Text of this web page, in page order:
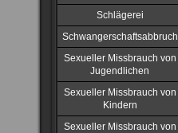
Schlägerei
Schwangerschaftsabbruch
Sexueller Missbrauch von
Jugendlichen
Sexueller Missbrauch von
Kindern
Sexueller Missbrauch von